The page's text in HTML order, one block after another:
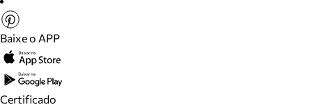
Baixe o APP
Certificado